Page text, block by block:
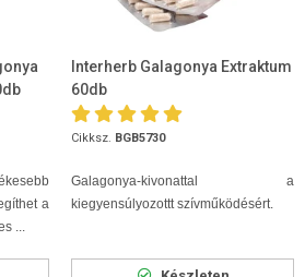
a
...
Interherb Galagonya Extraktum
60db
Cikksz. BGB5730
Galagonya-kivonattal a
kiegyensúlyozottt szívműködésért.